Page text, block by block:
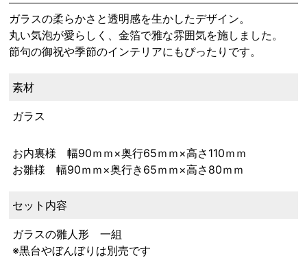
ガラスの柔らかさと透明感を生かしたデザイン。
丸い気泡が愛らしく、金箔で雅な雰囲気を施しました。
節句の御祝や季節のインテリアにもぴったりです。
素材
ガラス
お内裏様 幅90ｍｍ×奥行65ｍｍ×高さ110ｍｍ
お雛様 幅90ｍｍ×奥行き65ｍｍ×高さ80ｍｍ
セット内容
ガラスの雛人形 一組
※黒台やぼんぼりは別売です